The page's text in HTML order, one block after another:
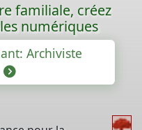
familiale, créez
numériques
Archiviste